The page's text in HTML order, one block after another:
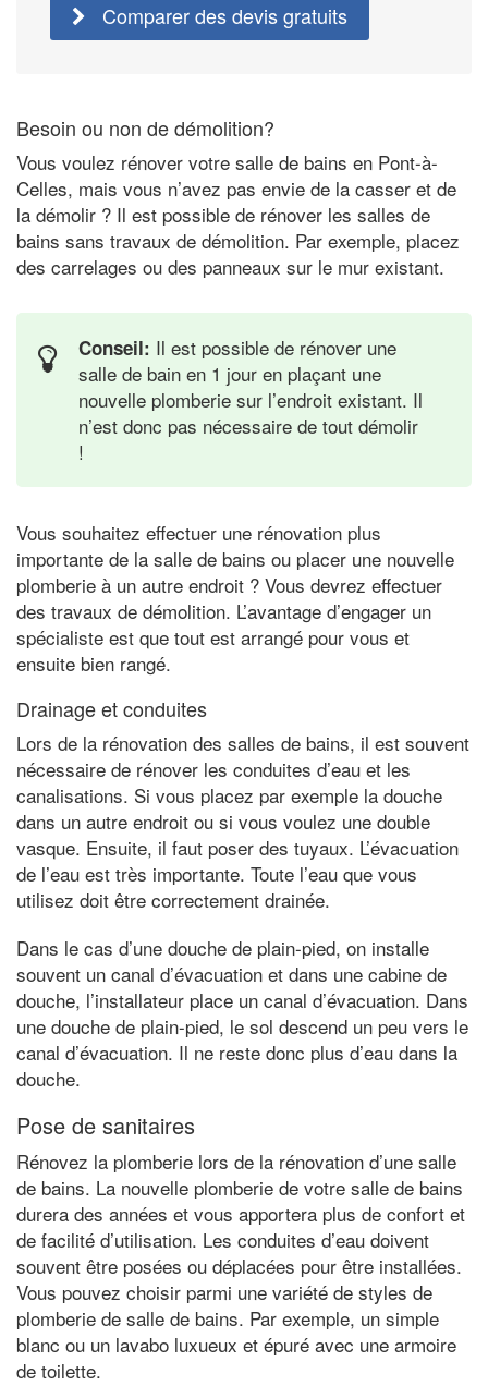
Comparer des devis gratuits
Besoin ou non de démolition?
Vous voulez rénover votre salle de bains en Pont-à-
Celles, mais vous n’avez pas envie de la casser et de
la démolir ? Il est possible de rénover les salles de
bains sans travaux de démolition. Par exemple, placez
des carrelages ou des panneaux sur le mur existant.
Conseil: Il est possible de rénover une
salle de bain en 1 jour en plaçant une
nouvelle plomberie sur l’endroit existant. Il
n’est donc pas nécessaire de tout démolir
!
Vous souhaitez effectuer une rénovation plus
importante de la salle de bains ou placer une nouvelle
plomberie à un autre endroit ? Vous devrez effectuer
des travaux de démolition. L’avantage d’engager un
spécialiste est que tout est arrangé pour vous et
ensuite bien rangé.
Drainage et conduites
Lors de la rénovation des salles de bains, il est souvent
nécessaire de rénover les conduites d’eau et les
canalisations. Si vous placez par exemple la douche
dans un autre endroit ou si vous voulez une double
vasque. Ensuite, il faut poser des tuyaux. L’évacuation
de l’eau est très importante. Toute l’eau que vous
utilisez doit être correctement drainée.
Dans le cas d’une douche de plain-pied, on installe
souvent un canal d’évacuation et dans une cabine de
douche, l’installateur place un canal d’évacuation. Dans
une douche de plain-pied, le sol descend un peu vers le
canal d’évacuation. Il ne reste donc plus d’eau dans la
douche.
Pose de sanitaires
Rénovez la plomberie lors de la rénovation d’une salle
de bains. La nouvelle plomberie de votre salle de bains
durera des années et vous apportera plus de confort et
de facilité d’utilisation. Les conduites d’eau doivent
souvent être posées ou déplacées pour être installées.
Vous pouvez choisir parmi une variété de styles de
plomberie de salle de bains. Par exemple, un simple
blanc ou un lavabo luxueux et épuré avec une armoire
de toilette.